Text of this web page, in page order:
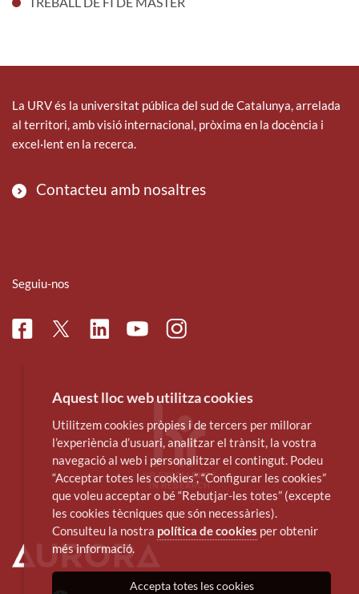
La URV és la universitat pública del sud de Catalunya, arrelada
al territori, amb visió internacional, pròxima en la docència i
excel·lent en la recerca.
Contacteu amb nosaltres
Seguiu-nos
FacebookTwitterLinkedinYoutubeInstagram
Aquest lloc web utilitza cookies
Utilitzem cookies pròpies i de tercers per millorar
l’experiència d’usuari, analitzar el trànsit, la vostra
navegació al web i personalitzar el contingut. Podeu
“Acceptar totes les cookies”, “Configurar les cookies”
que voleu acceptar o bé “Rebutjar-les totes” (excepte
les cookies tècniques que són necessàries).
Consulteu la nostra política de cookies per obtenir
més informació.
Accepta totes les cookies